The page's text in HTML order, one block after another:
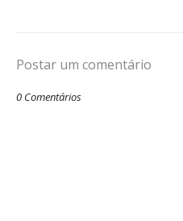
Postar um comentário
0 Comentários